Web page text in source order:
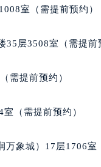
华润万象城写字楼
中心写字楼20层01室
务中心（需提前预约
务中心（需提前预约
服务中心（需提前预
室（需提前预约）
层3508室（需提前
需提前预约）
（需提前预约）
象城）17层1706室